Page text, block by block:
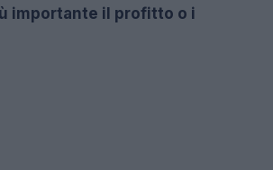
importante il profitto o i